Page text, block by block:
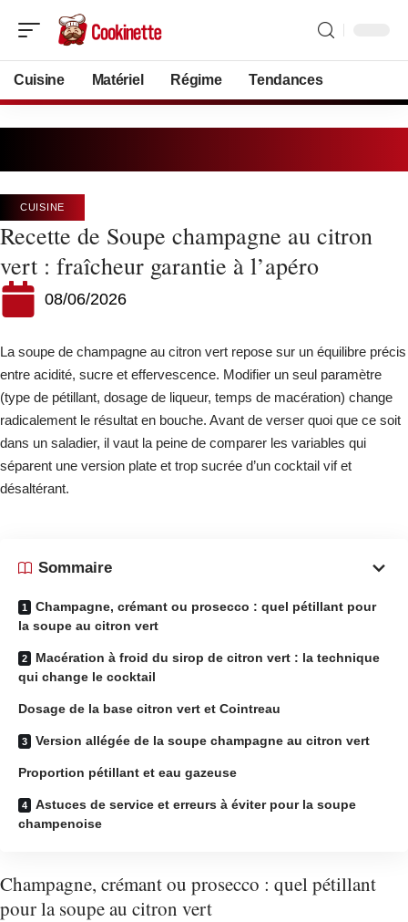
Cuisine Matériel Régime Tendances
CUISINE
Recette de Soupe champagne au citron
vert : fraîcheur garantie à l’apéro
08/06/2026
La soupe de champagne au citron vert repose sur un équilibre précis
entre acidité, sucre et effervescence. Modifier un seul paramètre
(type de pétillant, dosage de liqueur, temps de macération) change
radicalement le résultat en bouche. Avant de verser quoi que ce soit
dans un saladier, il vaut la peine de comparer les variables qui
séparent une version plate et trop sucrée d’un cocktail vif et
désaltérant.
Sommaire
Champagne, crémant ou prosecco : quel pétillant pour
la soupe au citron vert
Macération à froid du sirop de citron vert : la technique
qui change le cocktail
Dosage de la base citron vert et Cointreau
Version allégée de la soupe champagne au citron vert
Proportion pétillant et eau gazeuse
Astuces de service et erreurs à éviter pour la soupe
champenoise
Champagne, crémant ou prosecco : quel pétillant
pour la soupe au citron vert